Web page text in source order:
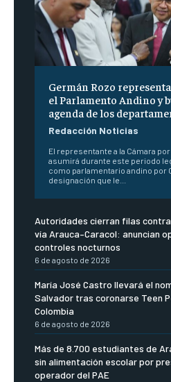
Germán Rozo
el Parlamento Andino y
agenda de los
Redacción Noticias
El representante a la Cámara
asumirá durante este periodo
como parlamentario andino por
designación que le...
Autoridades cierran filas
vía Arauca–Caracol: anuncian
controles nocturnos
6 de agosto de 2026
María José Castro llevará el
Salvador tras coronarse Teen
Colombia
6 de agosto de 2026
Más de 8.700 estudiantes de
sin alimentación escolar por
operador del PAE